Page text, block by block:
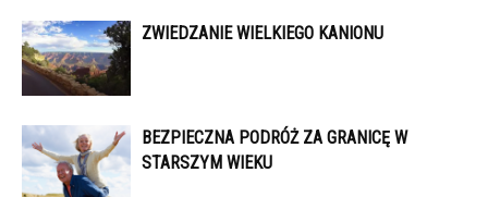
ZWIEDZANIE WIELKIEGO KANIONU
BEZPIECZNA PODRÓŻ ZA GRANICĘ W
STARSZYM WIEKU